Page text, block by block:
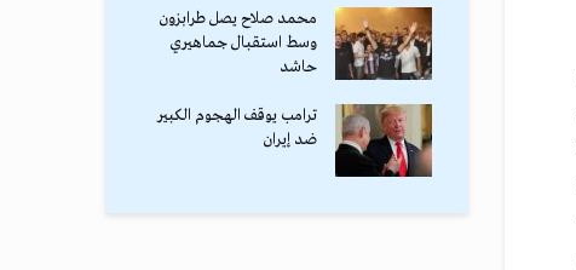
محمد صلاح يصل طرابزون
وسط استقبال جماهيري
حاشد
ترامب يوقف الهجوم الكبير
ضد إيران